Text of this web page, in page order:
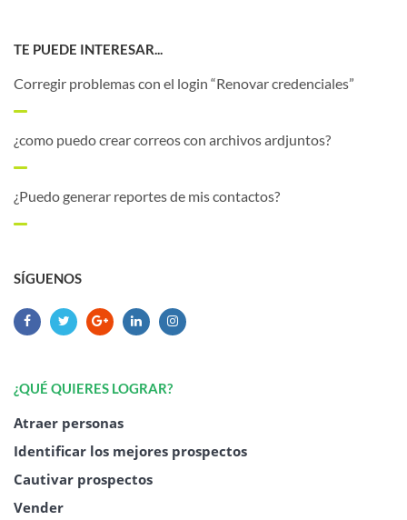
TE PUEDE INTERESAR...
Corregir problemas con el login “Renovar credenciales”
¿como puedo crear correos con archivos ardjuntos?
¿Puedo generar reportes de mis contactos?
SÍGUENOS
¿QUÉ QUIERES LOGRAR?
Atraer personas
Identificar los mejores prospectos
Cautivar prospectos
Vender